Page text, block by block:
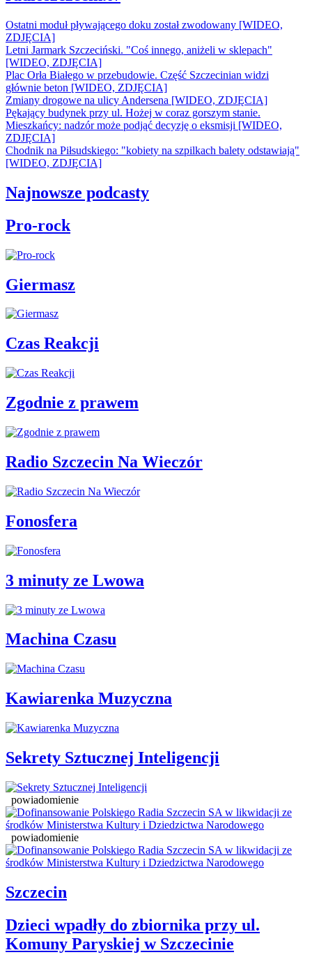
Ostatni moduł pływającego doku został zwodowany [WIDEO,
ZDJĘCIA]
Letni Jarmark Szczeciński. "Coś innego, aniżeli w sklepach"
[WIDEO, ZDJĘCIA]
Plac Orła Białego w przebudowie. Część Szczecinian widzi
głównie beton [WIDEO, ZDJĘCIA]
Zmiany drogowe na ulicy Andersena [WIDEO, ZDJĘCIA]
Pękający budynek przy ul. Hożej w coraz gorszym stanie.
Mieszkańcy: nadzór może podjąć decyzję o eksmisji [WIDEO,
ZDJĘCIA]
Chodnik na Piłsudskiego: "kobiety na szpilkach balety odstawiają"
[WIDEO, ZDJĘCIA]
Najnowsze podcasty
Pro-rock
Giermasz
Czas Reakcji
Zgodnie z prawem
Radio Szczecin Na Wieczór
Fonosfera
3 minuty ze Lwowa
Machina Czasu
Kawiarenka Muzyczna
Sekrety Sztucznej Inteligencji
powiadomienie
powiadomienie
Szczecin
Dzieci wpadły do zbiornika przy ul.
Komuny Paryskiej w Szczecinie